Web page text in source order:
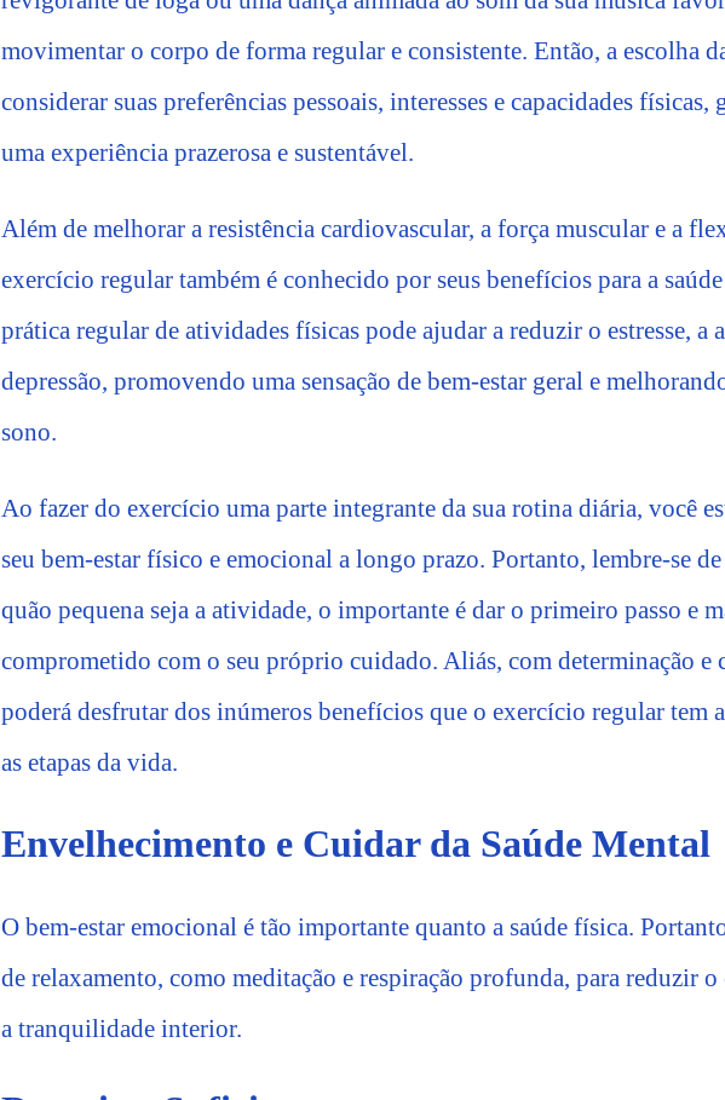
movimentar o corpo de forma regular e consistente. Então, a escolha
considerar suas preferências pessoais, interesses e capacidades físicas,
uma experiência prazerosa e sustentável.
Além de melhorar a resistência cardiovascular, a força muscular e a
exercício regular também é conhecido por seus benefícios para a
prática regular de atividades físicas pode ajudar a reduzir o estresse, a
depressão, promovendo uma sensação de bem-estar geral e
sono.
Ao fazer do exercício uma parte integrante da sua rotina diária, você
seu bem-estar físico e emocional a longo prazo. Portanto, lembre-se
quão pequena seja a atividade, o importante é dar o primeiro passo e
comprometido com o seu próprio cuidado. Aliás, com determinação e
poderá desfrutar dos inúmeros benefícios que o exercício regular tem
as etapas da vida.
Envelhecimento e Cuidar da Saúde Mental
O bem-estar emocional é tão importante quanto a saúde física.
de relaxamento, como meditação e respiração profunda, para reduzir o
a tranquilidade interior.